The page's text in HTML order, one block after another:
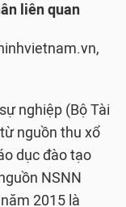
liên quan
nghiệp (Bộ Tài
nguồn thu xổ
dục đào tạo
NSNN
2015 là